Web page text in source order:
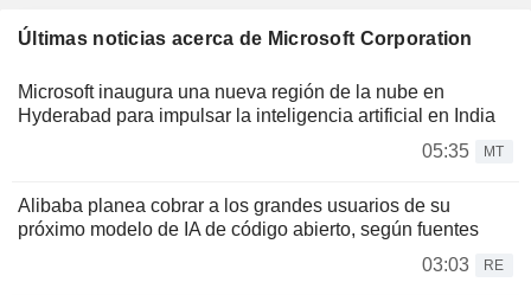
Últimas noticias acerca de Microsoft Corporation
Microsoft inaugura una nueva región de la nube en
Hyderabad para impulsar la inteligencia artificial en India
05:35
MT
Alibaba planea cobrar a los grandes usuarios de su
próximo modelo de IA de código abierto, según fuentes
03:03
RE